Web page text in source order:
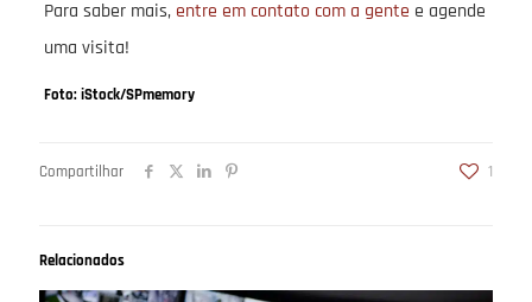
Para saber mais, entre em contato com a gente e agende
uma visita!
Foto: iStock/SPmemory
Compartilhar 1
Relacionados